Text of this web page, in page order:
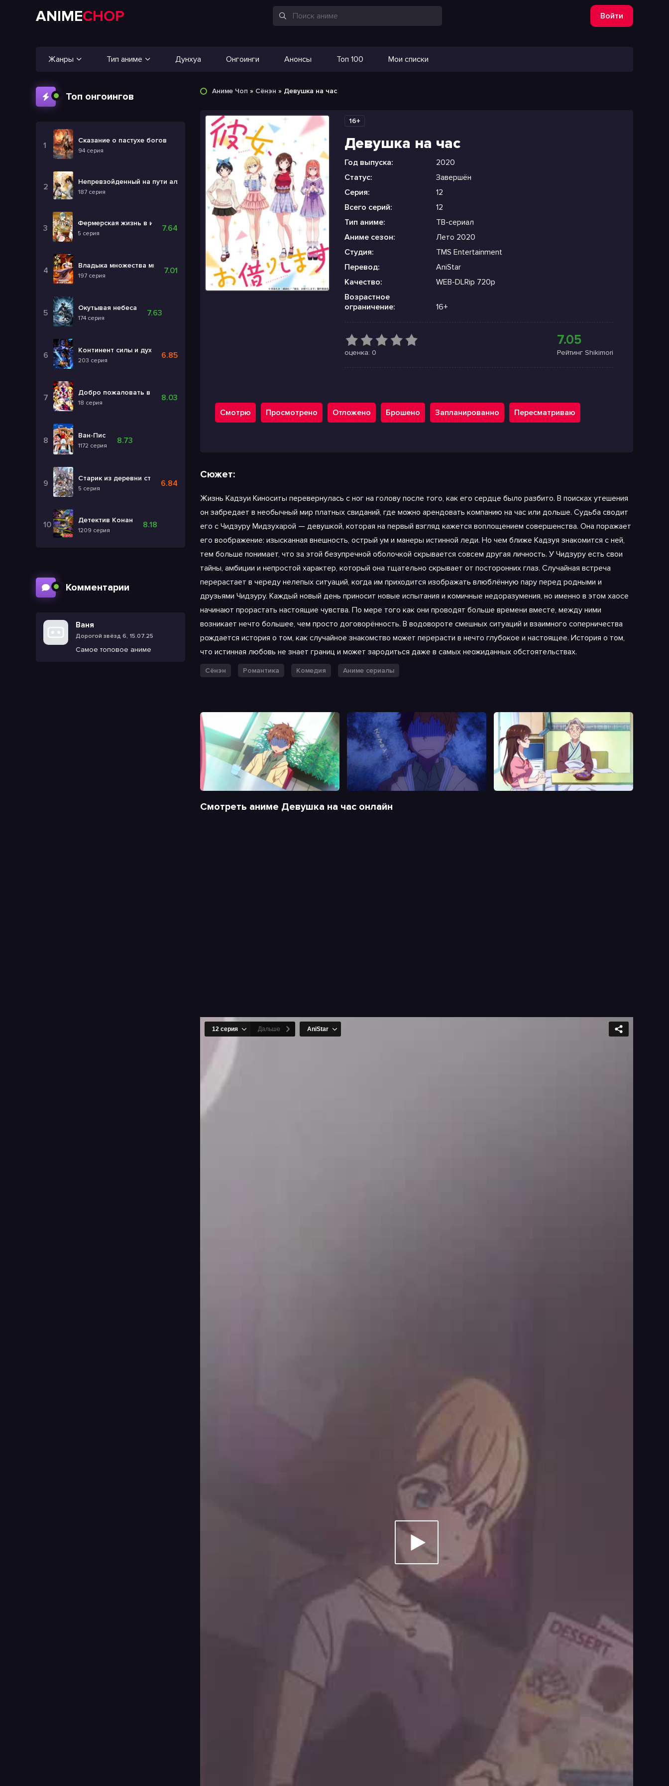
ANIMECHOP Войти
Жанры Тип аниме Дунхуа Онгоинги Анонсы Топ 100 Мои списки
Топ онгоингов
Сказание о пастухе богов
94 серия
Непревзойденный на пути алхимии
187 серия
Фермерская жизнь в ином мире 2
5 серия
7.64
Владыка множества миров 3
197 серия
7.01
Окутывая небеса
174 серия
7.63
Континент силы и духа
203 серия
6.85
Добро пожаловать в ад, Ирума! 4
18 серия
8.03
Ван-Пис
1172 серия
8.73
Старик из деревни становится Святым мечом 2
5 серия
6.84
Детектив Конан
1209 серия
8.18
Комментарии
Ваня
Дорогой звёзд 6, 15.07.25
Самое топовое аниме
Аниме Чоп » Сёнэн » Девушка на час
16+
Девушка на час
Год выпуска:
2020
Статус:
Завершён
Серия:
12
Всего серий:
12
Тип аниме:
ТВ-сериал
Аниме сезон:
Лето 2020
Студия:
TMS Entertainment
Перевод:
AniStar
Качество:
WEB-DLRip 720p
Возрастное
ограничение:
16+
оценка: 0
7.05
Рейтинг Shikimori
Смотрю Просмотрено Отложено Брошено Запланированно Пересматриваю
Сюжет:
Жизнь Кадзуи Киноситы перевернулась с ног на голову после того, как его сердце было разбито. В поисках утешения
он забредает в необычный мир платных свиданий, где можно арендовать компанию на час или дольше. Судьба сводит
его с Чидзуру Мидзухарой — девушкой, которая на первый взгляд кажется воплощением совершенства. Она поражает
его воображение: изысканная внешность, острый ум и манеры истинной леди. Но чем ближе Кадзуя знакомится с ней,
тем больше понимает, что за этой безупречной оболочкой скрывается совсем другая личность. У Чидзуру есть свои
тайны, амбиции и непростой характер, который она тщательно скрывает от посторонних глаз. Случайная встреча
перерастает в череду нелепых ситуаций, когда им приходится изображать влюблённую пару перед родными и
друзьями Чидзуру. Каждый новый день приносит новые испытания и комичные недоразумения, но именно в этом хаосе
начинают прорастать настоящие чувства. По мере того как они проводят больше времени вместе, между ними
возникает нечто большее, чем просто договорённость. В водовороте смешных ситуаций и взаимного соперничества
рождается история о том, как случайное знакомство может перерасти в нечто глубокое и настоящее. История о том,
что истинная любовь не знает границ и может зародиться даже в самых неожиданных обстоятельствах.
Сёнэн Романтика Комедия Аниме сериалы
Смотреть аниме Девушка на час онлайн